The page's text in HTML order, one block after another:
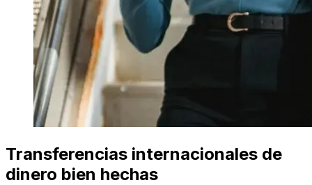
Transferencias internacionales de
dinero bien hechas